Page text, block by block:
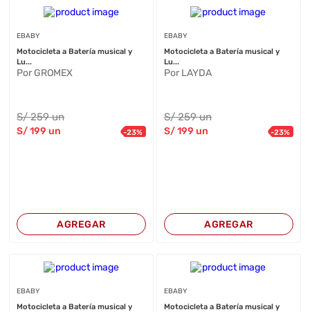
EBABY
Motocicleta a Batería musical y
Lu...
Por GROMEX
S/259 un
S/199 un -23%
AGREGAR
EBABY
Motocicleta a Batería musical y
Lu...
Por LAYDA
S/259 un
S/199 un -23%
AGREGAR
EBABY
Motocicleta a Batería musical y
EBABY
Motocicleta a Batería musical y